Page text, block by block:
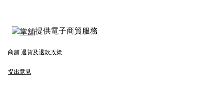
提供電子商貿服務
商舖 退貨及退款政策
提出意見